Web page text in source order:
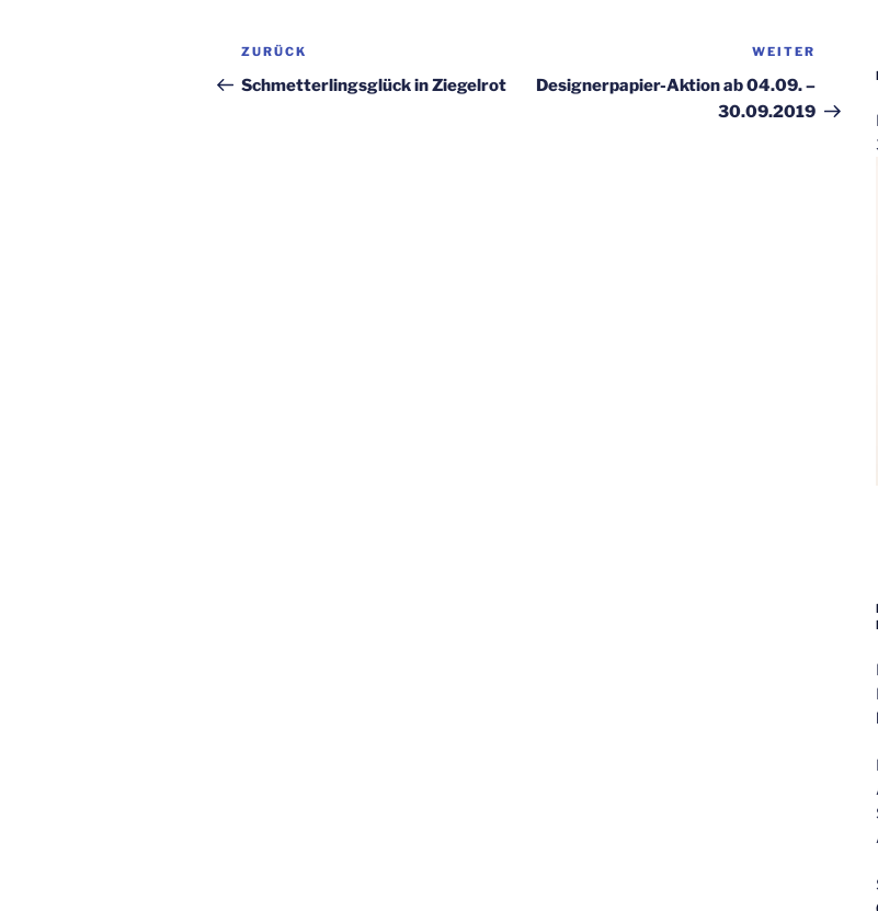
Beitragsnavigation
Vorheriger
Beitrag
ZURÜCK
Schmetterlingsglück in Ziegelrot
Beitrag
WEITER
Designerpapier-Aktion ab 04.09. –
30.09.2019